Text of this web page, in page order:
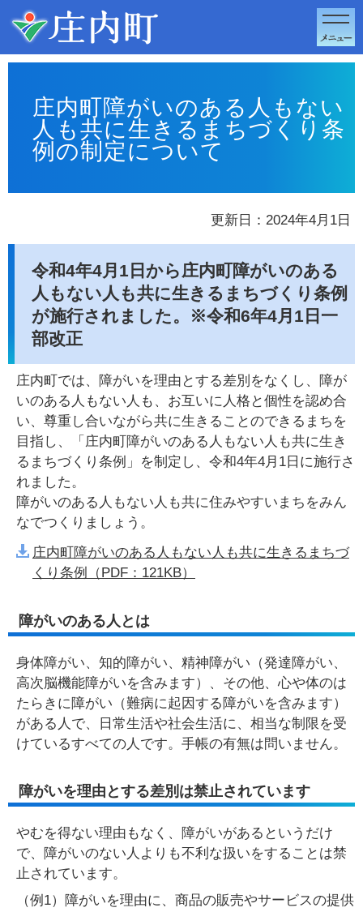
このページの本文へ移動
庄内町障がいのある人もない
人も共に生きるまちづくり条
例の制定について
更新日：2024年4月1日
令和4年4月1日から庄内町障がいのある
人もない人も共に生きるまちづくり条例
が施行されました。※令和6年4月1日一
部改正
庄内町では、障がいを理由とする差別をなくし、障が
いのある人もない人も、お互いに人格と個性を認め合
い、尊重し合いながら共に生きることのできるまちを
目指し、「庄内町障がいのある人もない人も共に生き
るまちづくり条例」を制定し、令和4年4月1日に施行さ
れました。
障がいのある人もない人も共に住みやすいまちをみん
なでつくりましょう。
庄内町障がいのある人もない人も共に生きるまちづ
くり条例（PDF：121KB）
障がいのある人とは
身体障がい、知的障がい、精神障がい（発達障がい、
高次脳機能障がいを含みます）、その他、心や体のは
たらきに障がい（難病に起因する障がいを含みます）
がある人で、日常生活や社会生活に、相当な制限を受
けているすべての人です。手帳の有無は問いません。
障がいを理由とする差別は禁止されています
やむを得ない理由もなく、障がいがあるというだけ
で、障がいのない人よりも不利な扱いをすることは禁
止されています。
（例1）障がいを理由に、商品の販売やサービスの提供